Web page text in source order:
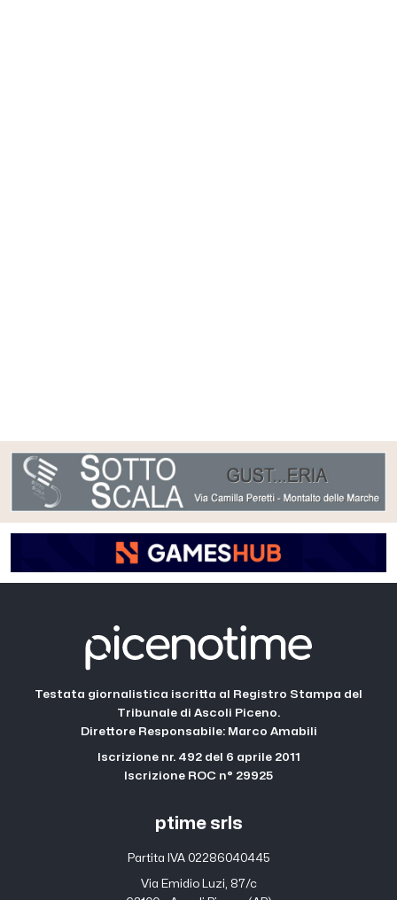
Testata giornalistica iscritta al Registro Stampa del
Tribunale di Ascoli Piceno.
Direttore Responsabile: Marco Amabili
Iscrizione nr. 492 del 6 aprile 2011
Iscrizione ROC n° 29925
ptime srls
Partita IVA 02286040445
Via Emidio Luzi, 87/c